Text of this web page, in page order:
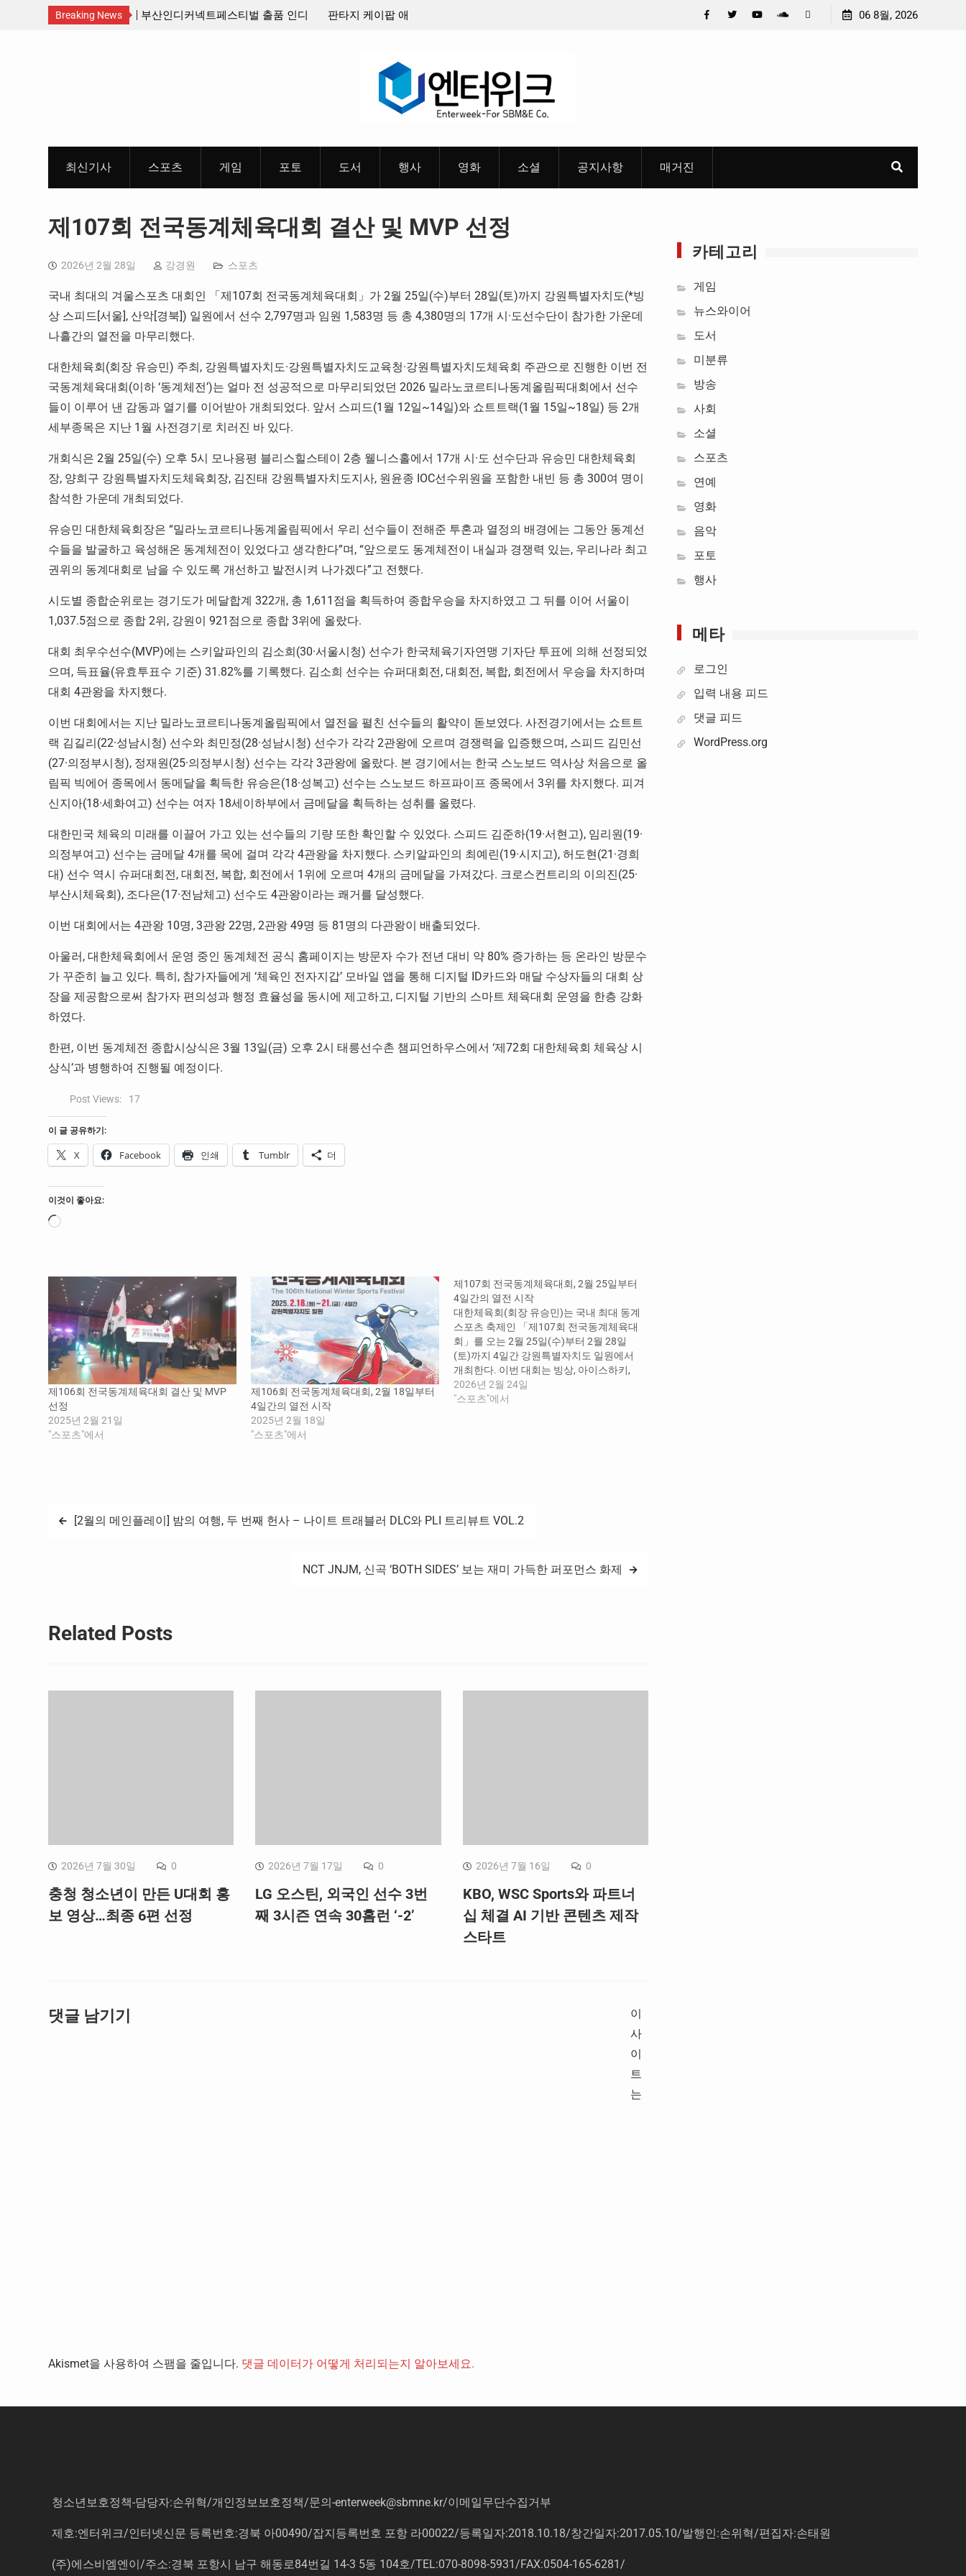
Breaking News
넥트페스티벌 출품 인디
판타지 케이팝 애니메이션 ‘고스트밴드’ 8월 26일(수)
중요 메일메일 제목정준호 의원, 축구협회 슬그머니 만
06 8월, 2026
최신기사 스포츠 게임 포토 도서 행사 영화 소셜 공지사항 매거진
제107회 전국동계체육대회 결산 및 MVP 선정
2026년 2월 28일 강경원 스포츠
국내 최대의 겨울스포츠 대회인 「제107회 전국동계체육대회」가 2월 25일(수)부터 28일(토)까지 강원특별자치도(*빙
상 스피드[서울], 산악[경북]) 일원에서 선수 2,797명과 임원 1,583명 등 총 4,380명의 17개 시·도선수단이 참가한 가운데
나흘간의 열전을 마무리했다.
대한체육회(회장 유승민) 주최, 강원특별자치도·강원특별자치도교육청·강원특별자치도체육회 주관으로 진행한 이번 전
국동계체육대회(이하 ‘동계체전’)는 얼마 전 성공적으로 마무리되었던 2026 밀라노코르티나동계올림픽대회에서 선수
들이 이루어 낸 감동과 열기를 이어받아 개최되었다. 앞서 스피드(1월 12일~14일)와 쇼트트랙(1월 15일~18일) 등 2개
세부종목은 지난 1월 사전경기로 치러진 바 있다.
개회식은 2월 25일(수) 오후 5시 모나용평 블리스힐스테이 2층 웰니스홀에서 17개 시·도 선수단과 유승민 대한체육회
장, 양희구 강원특별자치도체육회장, 김진태 강원특별자치도지사, 원윤종 IOC선수위원을 포함한 내빈 등 총 300여 명이
참석한 가운데 개최되었다.
유승민 대한체육회장은 “밀라노코르티나동계올림픽에서 우리 선수들이 전해준 투혼과 열정의 배경에는 그동안 동계선
수들을 발굴하고 육성해온 동계체전이 있었다고 생각한다”며, “앞으로도 동계체전이 내실과 경쟁력 있는, 우리나라 최고
권위의 동계대회로 남을 수 있도록 개선하고 발전시켜 나가겠다”고 전했다.
시도별 종합순위로는 경기도가 메달합계 322개, 총 1,611점을 획득하여 종합우승을 차지하였고 그 뒤를 이어 서울이
1,037.5점으로 종합 2위, 강원이 921점으로 종합 3위에 올랐다.
대회 최우수선수(MVP)에는 스키알파인의 김소희(30·서울시청) 선수가 한국체육기자연맹 기자단 투표에 의해 선정되었
으며, 득표율(유효투표수 기준) 31.82%를 기록했다. 김소희 선수는 슈퍼대회전, 대회전, 복합, 회전에서 우승을 차지하며
대회 4관왕을 차지했다.
이번 대회에서는 지난 밀라노코르티나동계올림픽에서 열전을 펼친 선수들의 활약이 돋보였다. 사전경기에서는 쇼트트
랙 김길리(22·성남시청) 선수와 최민정(28·성남시청) 선수가 각각 2관왕에 오르며 경쟁력을 입증했으며, 스피드 김민선
(27·의정부시청), 정재원(25·의정부시청) 선수는 각각 3관왕에 올랐다. 본 경기에서는 한국 스노보드 역사상 처음으로 올
림픽 빅에어 종목에서 동메달을 획득한 유승은(18·성복고) 선수는 스노보드 하프파이프 종목에서 3위를 차지했다. 피겨
신지아(18·세화여고) 선수는 여자 18세이하부에서 금메달을 획득하는 성취를 올렸다.
대한민국 체육의 미래를 이끌어 가고 있는 선수들의 기량 또한 확인할 수 있었다. 스피드 김준하(19·서현고), 임리원(19·
의정부여고) 선수는 금메달 4개를 목에 걸며 각각 4관왕을 차지했다. 스키알파인의 최예린(19·시지고), 허도현(21·경희
대) 선수 역시 슈퍼대회전, 대회전, 복합, 회전에서 1위에 오르며 4개의 금메달을 가져갔다. 크로스컨트리의 이의진(25·
부산시체육회), 조다은(17·전남체고) 선수도 4관왕이라는 쾌거를 달성했다.
이번 대회에서는 4관왕 10명, 3관왕 22명, 2관왕 49명 등 81명의 다관왕이 배출되었다.
아울러, 대한체육회에서 운영 중인 동계체전 공식 홈페이지는 방문자 수가 전년 대비 약 80% 증가하는 등 온라인 방문수
가 꾸준히 늘고 있다. 특히, 참가자들에게 ‘체육인 전자지갑’ 모바일 앱을 통해 디지털 ID카드와 매달 수상자들의 대회 상
장을 제공함으로써 참가자 편의성과 행정 효율성을 동시에 제고하고, 디지털 기반의 스마트 체육대회 운영을 한층 강화
하였다.
한편, 이번 동계체전 종합시상식은 3월 13일(금) 오후 2시 태릉선수촌 챔피언하우스에서 ‘제72회 대한체육회 체육상 시
상식’과 병행하여 진행될 예정이다.
Post Views: 17
이 글 공유하기:
X Facebook 인쇄 Tumblr 더
이것이 좋아요:
로
제106회 전국동계체육대회 결산 및 MVP
선정
2025년 2월 21일
"스포츠"에서
제106회 전국동계체육대회, 2월 18일부터
4일간의 열전 시작
2025년 2월 18일
"스포츠"에서
제107회 전국동계체육대회, 2월 25일부터
4일간의 열전 시작
대한체육회(회장 유승민)는 국내 최대 동계
스포츠 축제인 「제107회 전국동계체육대
회」를 오는 2월 25일(수)부터 2월 28일
(토)까지 4일간 강원특별자치도 일원에서
개최한다. 이번 대회는 빙상, 아이스하키,
스키, 바이애슬론, 컬링, 봅슬레이·스켈레
톤, 산악, 루지 등 총 8개 종목에서 경기가 치
2026년 2월 24일
"스포츠"에서
글
[2월의 메인플레이] 밤의 여행, 두 번째 헌사 – 나이트 트래블러 DLC와 PLI 트리뷰트 VOL.2
NCT JNJM, 신곡 ‘BOTH SIDES’ 보는 재미 가득한 퍼포먼스 화제
Related Posts
2026년 7월 30일 0
충청 청소년이 만든 U대회 홍
보 영상…최종 6편 선정
2026년 7월 17일 0
LG 오스틴, 외국인 선수 3번
째 3시즌 연속 30홈런 ‘-2’
2026년 7월 16일 0
KBO, WSC Sports와 파트너
십 체결 AI 기반 콘텐츠 제작
스타트
댓글 남기기
이
사
이
트
는
Akismet을 사용하여 스팸을 줄입니다. 댓글 데이터가 어떻게 처리되는지 알아보세요.
카테고리
게임
뉴스와이어
도서
미분류
방송
사회
소셜
스포츠
연예
영화
음악
포토
행사
메타
로그인
입력 내용 피드
댓글 피드
WordPress.org
청소년보호정책-담당자:손위혁/개인정보보호정책/문의-enterweek@sbmne.kr/이메일무단수집거부
제호:엔터위크/인터넷신문 등록번호:경북 아00490/잡지등록번호 포항 라00022/등록일자:2018.10.18/창간일자:2017.05.10/발행인:손위혁/편집자:손태원
(주)에스비엠엔이/주소:경북 포항시 남구 해동로84번길 14-3 5동 104호/TEL:070-8098-5931/FAX:0504-165-6281/